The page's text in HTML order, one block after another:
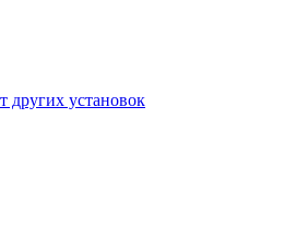
других установок